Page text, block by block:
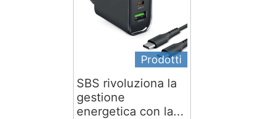
Prodotti
SBS rivoluziona la
gestione
energetica con la...